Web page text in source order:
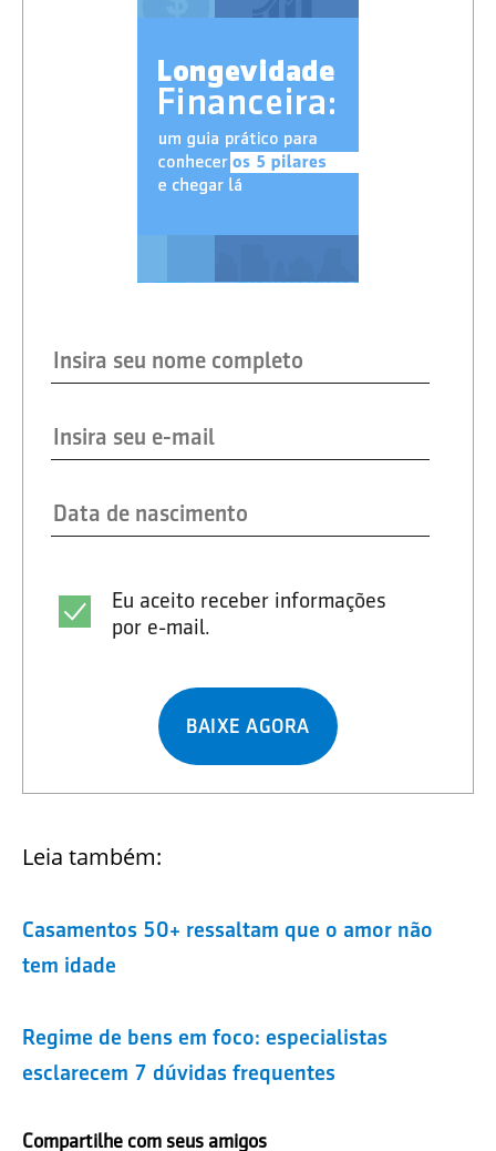
Eu aceito receber informações
por e-mail.
BAIXE AGORA
Leia também:
Casamentos 50+ ressaltam que o amor não
tem idade
Regime de bens em foco: especialistas
esclarecem 7 dúvidas frequentes
Compartilhe com seus amigos